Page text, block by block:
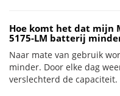
Hoe komt het dat mijn
5175-LM batterij
Naar mate van gebruik
minder. Door elke dag
verslechterd de capaciteit.